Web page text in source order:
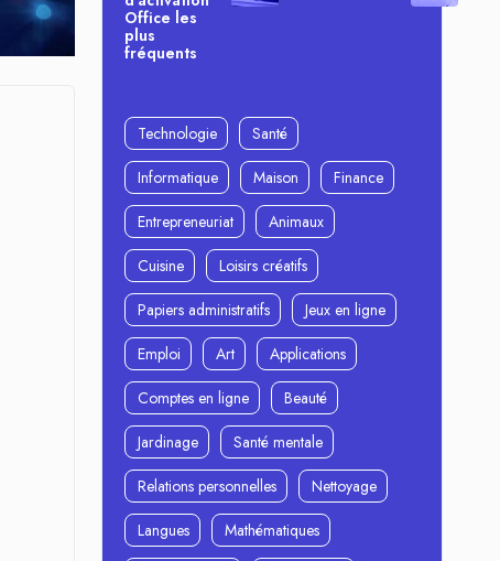
Office les
plus
fréquents
Technologie
Santé
Informatique
Maison
Finance
Entrepreneuriat
Animaux
Cuisine
Loisirs créatifs
Papiers administratifs
Jeux en ligne
Emploi
Art
Applications
Comptes en ligne
Beauté
Jardinage
Santé mentale
Relations personnelles
Nettoyage
Langues
Mathématiques